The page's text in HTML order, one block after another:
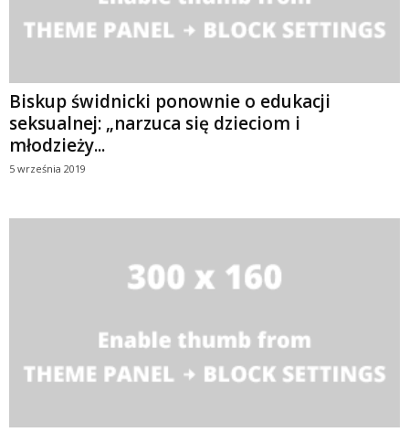
Biskup świdnicki ponownie o edukacji
seksualnej: „narzuca się dzieciom i
młodzieży...
5 września 2019